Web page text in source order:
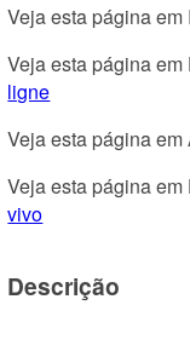
Veja esta página em
Veja esta página em
ligne
Veja esta página em
Veja esta página em
vivo
Descrição